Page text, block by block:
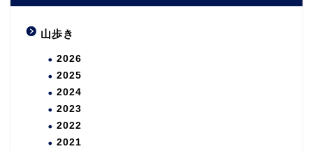
山歩き
2026
2025
2024
2023
2022
2021